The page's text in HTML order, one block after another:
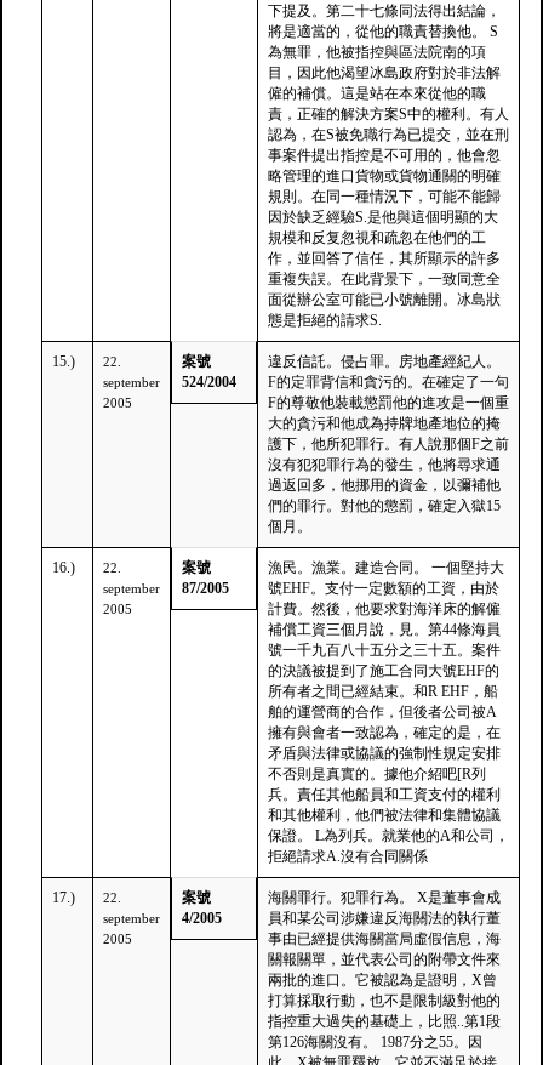
下提及。第二十七條同法得出結論，
將是適當的，從他的職責替換他。 S
為無罪，他被指控與區法院南的項
目，因此他渴望冰島政府對於非法解
僱的補償。這是站在本來從他的職
責，正確的解決方案S中的權利。有人
認為，在S被免職行為已提交，並在刑
事案件提出指控是不可用的，他會忽
略管理的進口貨物或貨物通關的明確
規則。在同一種情況下，可能不能歸
因於缺乏經驗S.是他與這個明顯的大
規模和反复忽視和疏忽在他們的工
作，並回答了信任，其所顯示的許多
重複失誤。在此背景下，一致同意全
面從辦公室可能已小號離開。冰島狀
態是拒絕的請求S.
15.)
22.
september
2005
案號
524/2004
違反信託。侵占罪。房地產經紀人。
F的定罪背信和貪污的。在確定了一句
F的尊敬他裝載懲罰他的進攻是一個重
大的貪污和他成為持牌地產地位的掩
護下，他所犯罪行。有人說那個F之前
沒有犯犯罪行為的發生，他將尋求通
過返回多，他挪用的資金，以彌補他
們的罪行。對他的懲罰，確定入獄15
個月。
16.)
22.
september
2005
案號
87/2005
漁民。漁業。建造合同。 一個堅持大
號EHF。支付一定數額的工資，由於
計費。然後，他要求對海洋床的解僱
補償工資三個月說，見。第44條海員
號一千九百八十五分之三十五。案件
的決議被提到了施工合同大號EHF的
所有者之間已經結束。和R EHF，船
舶的運營商的合作，但後者公司被A
擁有與會者一致認為，確定的是，在
矛盾與法律或協議的強制性規定安排
不否則是真實的。據他介紹吧[R列
兵。責任其他船員和工資支付的權利
和其他權利，他們被法律和集體協議
保證。 L為列兵。就業他的A和公司，
拒絕請求A.沒有合同關係
17.)
22.
september
2005
案號
4/2005
海關罪行。犯罪行為。 X是董事會成
員和某公司涉嫌違反海關法的執行董
事由已經提供海關當局虛假信息，海
關報關單，並代表公司的附帶文件來
兩批的進口。它被認為是證明，X曾
打算採取行動，也不是限制級對他的
指控重大過失的基礎上，比照..第1段
第126海關沒有。 1987分之55。因